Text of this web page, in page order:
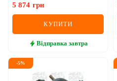
5 874 грн
КУПИТИ
Відправка завтра
-5%